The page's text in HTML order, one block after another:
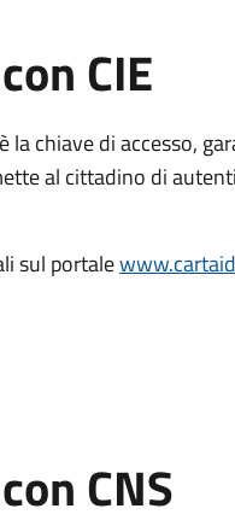
CIE
la chiave di accesso,
al cittadino di
sul portale
CNS